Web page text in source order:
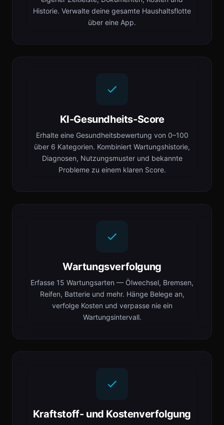
Historie. Verwalte deine gesamte Haushaltsflotte
über eine App.
KI-Gesundheits-Score
Erhalte eine Gesundheitsbewertung von 0–100
über 6 Kategorien. Kombiniert Wartungshistorie,
Diagnosen, Nutzungsmuster und bekannte
Probleme zu einem klaren Score.
Wartungsverfolgung
Erfasse 15 Wartungsarten — Ölwechsel, Bremsen,
Reifen, Batterie und mehr. Hänge Belege an,
verfolge Kosten und verpasse nie ein
Wartungsintervall.
Kraftstoff- und Kostenverfolgung